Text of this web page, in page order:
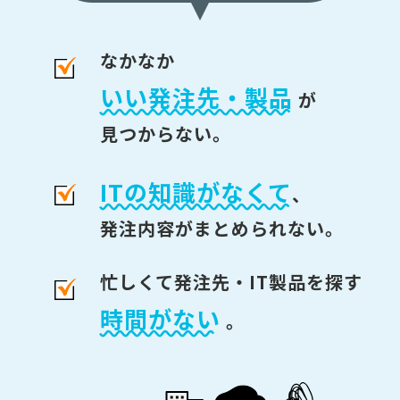
なかなか
いい発注先・製品 が
見つからない。
ITの知識がなくて、
発注内容がまとめられない。
忙しくて発注先・IT製品を探す
時間がない 。